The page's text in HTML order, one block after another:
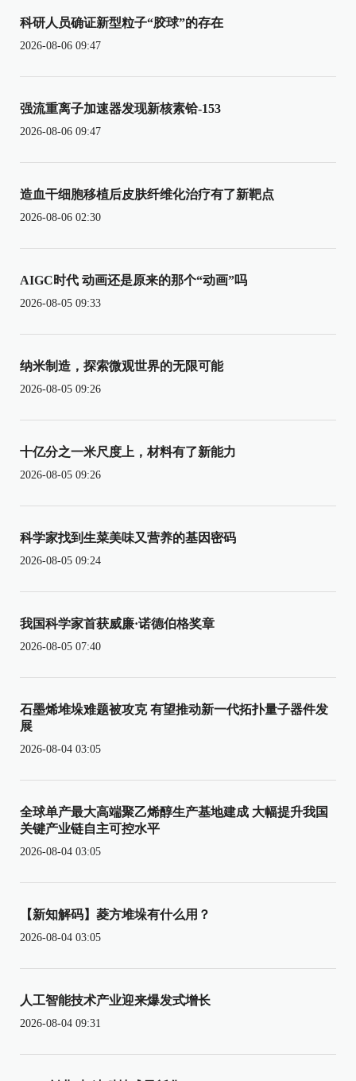
科研人员确证新型粒子“胶球”的存在
2026-08-06 09:47
强流重离子加速器发现新核素铪-153
2026-08-06 09:47
造血干细胞移植后皮肤纤维化治疗有了新靶点
2026-08-06 02:30
AIGC时代 动画还是原来的那个“动画”吗
2026-08-05 09:33
纳米制造，探索微观世界的无限可能
2026-08-05 09:26
十亿分之一米尺度上，材料有了新能力
2026-08-05 09:26
科学家找到生菜美味又营养的基因密码
2026-08-05 09:24
我国科学家首获威廉·诺德伯格奖章
2026-08-05 07:40
石墨烯堆垛难题被攻克 有望推动新一代拓扑量子器件发
展
2026-08-04 03:05
全球单产最大高端聚乙烯醇生产基地建成 大幅提升我国
关键产业链自主可控水平
2026-08-04 03:05
【新知解码】菱方堆垛有什么用？
2026-08-04 03:05
人工智能技术产业迎来爆发式增长
2026-08-04 09:31